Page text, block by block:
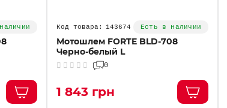
143674 Есть в наличии
Мотошлем FORTE BLD-708
Черно-белый L
0
1 843 грн